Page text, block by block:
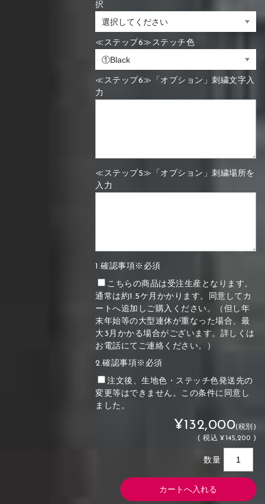
択
≪ステップ6≫ステッチ色
≪ステップ6≫「オプション」刺繍文字入
力
≪ステップ5≫「オプション」刺繍場所を
入力
1.確認事項※必須
こちらの商品は受注生産となります。
通常は約1.5ケ月かかります。同意してカ
ートへ追加しご購入ください。（但し年
末年始等の大型連休が重なった場合、最
大3月かかる場合がございます。詳しくは
お電話にてご連絡ください。）
2.確認事項※必須
注文後、生地色・ステッチ色発送先の
変更等はできません。この条件に同意し
ました。
¥132,000(税別)
(税込 ¥145,200 )
数量